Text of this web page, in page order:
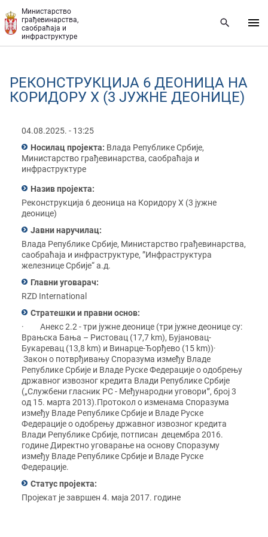
Министарство
грађевинарства,
саобраћаја и
инфраструктуре
РЕКОНСТРУКЦИЈА 6 ДЕОНИЦА НА
КОРИДОРУ X (3 ЈУЖНЕ ДЕОНИЦЕ)
04.08.2025. - 13:25
Носилац пројекта: Влада Републике Србије,
Министарство грађевинарства, саобраћаја и
инфраструктуре
Назив пројекта:
Реконструкција 6 деоница на Коридору X (3 јужне
деонице)
Јавни наручилац:
Влада Републике Србије, Министарство грађевинарства,
саобраћаја и инфраструктуре, ”Инфраструктура
железнице Србије“ а.д.
Главни уговарач:
RZD International
Стратешки и правни основ:
· Анекс 2.2 - три јужне деонице (три јужне деонице су:
Врањска Бања – Ристовац (17,7 km), Бујановац-
Букаревац (13,8 km) и Винарце-Ђорђево (15 km))·
Закон о потврђивању Споразума између Владе
Републике Србије и Владе Руске Федерације о одобрењу
државног извозног кредита Влади Републике Србије
(„Службени гласник РС - Међународни уговориˮ, број 3
од 15. марта 2013).Протокол о изменама Споразума
између Владе Републике Србије и Владе Руске
Федерације о одобрењу државног извозног кредита
Влади Републике Србије, потписан децембра 2016.
године Директно уговарање на основу Споразуму
између Владе Републике Србије и Владе Руске
Федерације.
Статус пројекта:
Пројекат је завршен 4. маја 2017. године